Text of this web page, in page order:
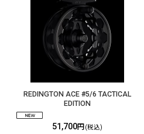
REDINGTON ACE #5/6 TACTICAL
EDITION
51,700円 (税込)